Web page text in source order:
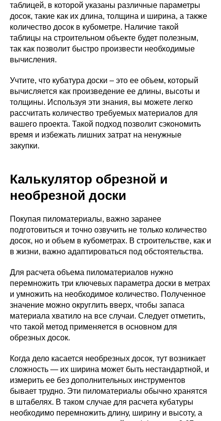
таблицей, в которой указаны различные параметры
досок, такие как их длина, толщина и ширина, а также
количество досок в кубометре. Наличие такой
таблицы на строительном объекте будет полезным,
так как позволит быстро произвести необходимые
вычисления.
Учтите, что кубатура доски – это ее объем, который
вычисляется как произведение ее длины, высоты и
толщины. Используя эти знания, вы можете легко
рассчитать количество требуемых материалов для
вашего проекта. Такой подход позволит сэкономить
время и избежать лишних затрат на ненужные
закупки.
Калькулятор обрезной и
необрезной доски
Покупая пиломатериалы, важно заранее
подготовиться и точно озвучить не только количество
досок, но и объем в кубометрах. В строительстве, как и
в жизни, важно адаптироваться под обстоятельства.
Для расчета объема пиломатериалов нужно
перемножить три ключевых параметра доски в метрах
и умножить на необходимое количество. Полученное
значение можно округлить вверх, чтобы запаса
материала хватило на все случаи. Следует отметить,
что такой метод применяется в основном для
обрезных досок.
Когда дело касается необрезных досок, тут возникает
сложность — их ширина может быть нестандартной, и
измерить ее без дополнительных инструментов
бывает трудно. Эти пиломатериалы обычно хранятся
в штабелях. В таком случае для расчета кубатуры
необходимо перемножить длину, ширину и высоту, а